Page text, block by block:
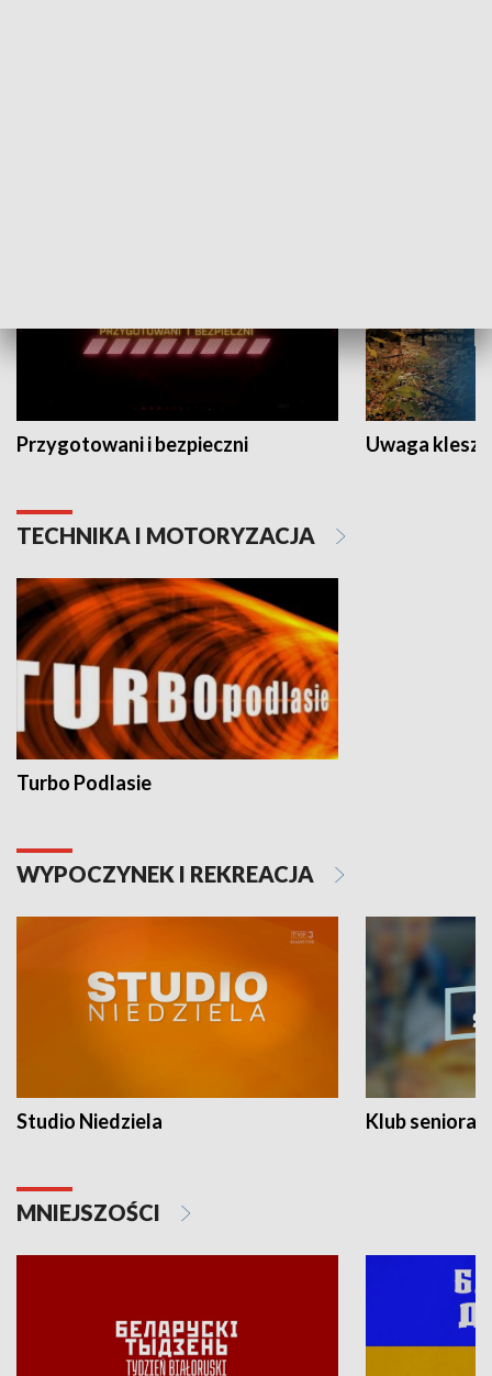
Przygotowani i bezpieczni Uwaga
TECHNIKA I MOTORYZACJA
Turbo Podlasie
WYPOCZYNEK I REKREACJA
Studio Niedziela Klub seniora
MNIEJSZOŚCI